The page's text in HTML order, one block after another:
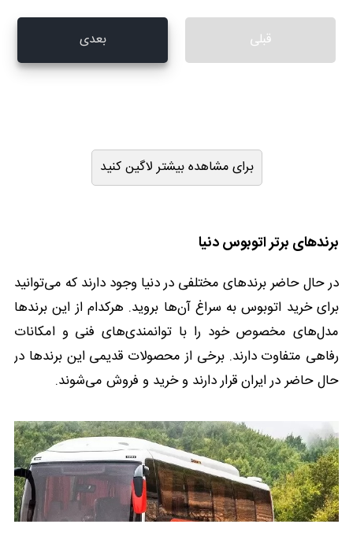
قبلی بعدی
برای مشاهده بیشتر لاگین کنید
برندهای برتر اتوبوس دنیا
در حال حاضر برندهای مختلفی در دنیا وجود دارند که می‌توانید
برای خرید ا‌تو‌بو‌س به سراغ آن‌ها بروید. هرکدام از این برندها
مدل‌های مخصوص خود را با توانمندی‌های فنی و امکانات
رفاهی متفاوت دارند. برخی از محصولات قدیمی این برندها در
حال حاضر در ایران قرار دارند و خرید و فروش می‌شوند.